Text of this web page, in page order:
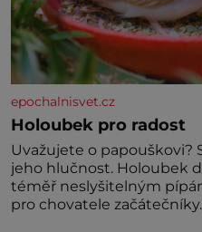
epochalnisvet.cz
Holoubek pro radost
Uvažujete o papouškovi?
jeho hlučnost. Holoubek
téměř neslyšitelným
pro chovatele